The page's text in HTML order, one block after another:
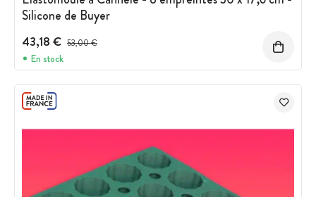
Silicone de Buyer
43,18 € Prix avant réduction :
53,00 €
En stock